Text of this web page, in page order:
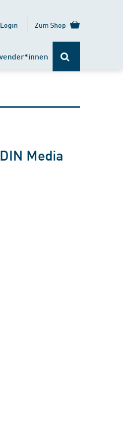
Login Zum Shop
Media